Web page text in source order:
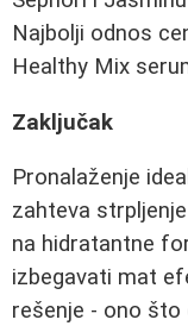
Najbolji odnos
Healthy Mix
Zaključak
Pronalaženje
zahteva
na hidratantne
izbegavati mat
rešenje - ono